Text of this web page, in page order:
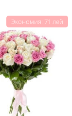
Экономия: 71 лей